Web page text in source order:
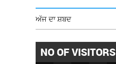
ਅੱਜ ਦਾ ਸ਼ਬਦ
NO OF VISITORS